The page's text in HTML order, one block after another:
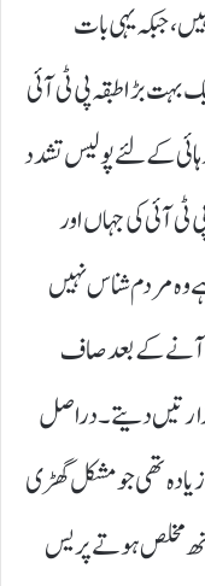
جبکہ یہی بات
بڑا طبقہ پی ٹی آئی
کے لئے پولیس تشدد
ٹی آئی کی جہاں اور
وہ مردم شناس نہیں
آنے کے بعد صاف
دیتے۔ دراصل
تھی جو مشکل گھڑی
مخلص ہوتے پریس